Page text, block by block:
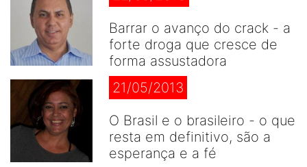
Barrar o avanço do crack - a
forte droga que cresce de
forma assustadora
21/05/2013
O Brasil e o brasileiro - o que
resta em definitivo, são a
esperança e a fé